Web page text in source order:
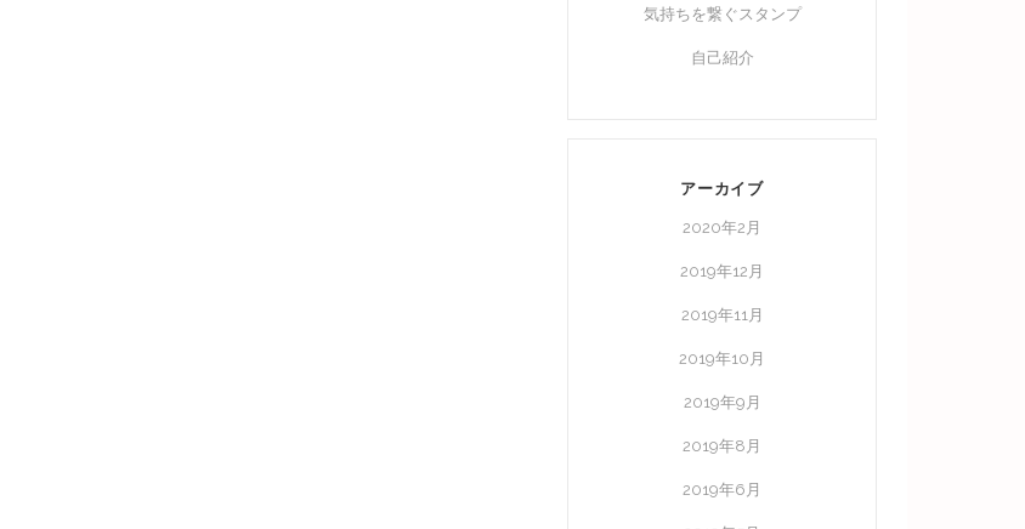
気持ちを繋ぐスタンプ
自己紹介
アーカイブ
2020年2月
2019年12月
2019年11月
2019年10月
2019年9月
2019年8月
2019年6月